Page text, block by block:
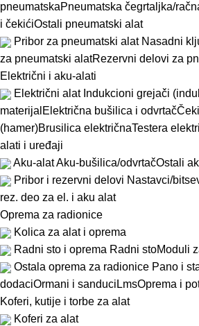
pneumatskaPneumatska čegrtaljka/
i čekićiOstali pneumatski alat
Pribor za pneumatski alat Nasadni
za pneumatski alatRezervni delovi za
Električni i aku-alati
Električni alat Indukcioni grejači
materijal Električna bušilica i odvrtač
(hamer)Brusilica električnaTestera
alati i uređaji
Aku-alatAku-bušilica/odvrtačOstali
Pribor i rezervni delovi Nastavci/
rez. deo za el. i aku alat
Oprema za radionice
Kolica za alat i oprema
Radni sto i oprema Radni stoModuli
Ostala oprema za radionice Pano i
dodaciOrmani i sanduci LmsOprema i
Koferi, kutije i torbe za alat
Koferi za alat